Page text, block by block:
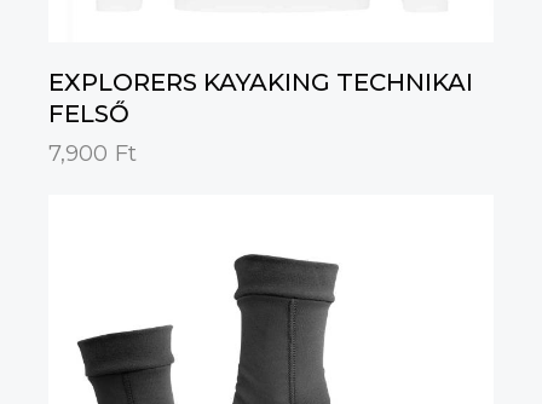
EXPLORERS KAYAKING TECHNIKAI
FELSŐ
7,900 Ft